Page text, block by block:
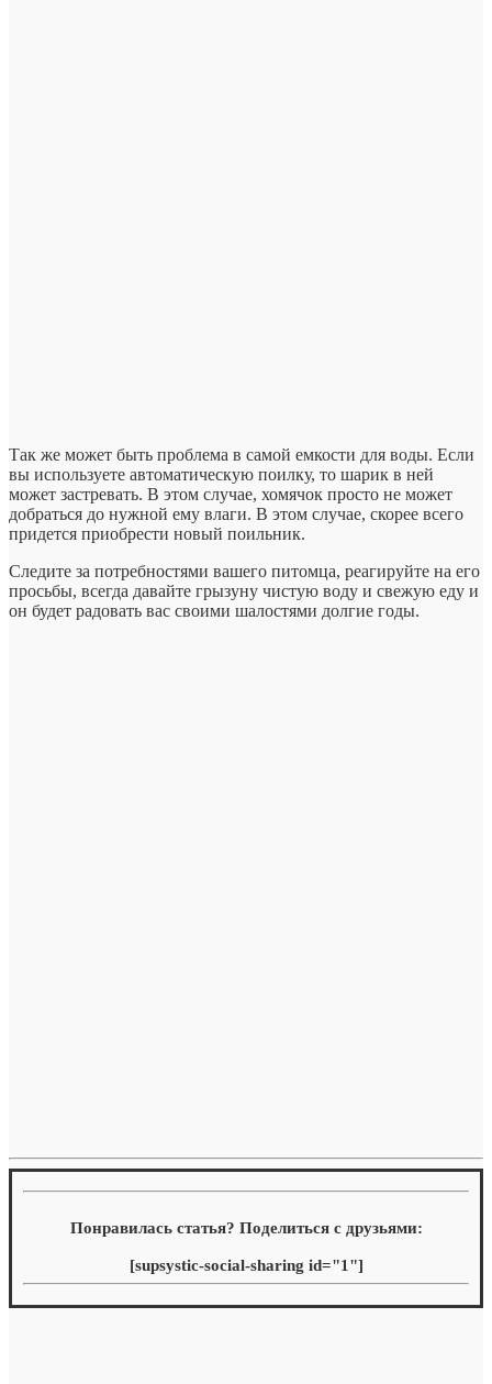
Так же может быть проблема в самой емкости для воды. Если
вы используете автоматическую поилку, то шарик в ней
может застревать. В этом случае, хомячок просто не может
добраться до нужной ему влаги. В этом случае, скорее всего
придется приобрести новый поильник.
Следите за потребностями вашего питомца, реагируйте на его
просьбы, всегда давайте грызуну чистую воду и свежую еду и
он будет радовать вас своими шалостями долгие годы.
Понравилась статья? Поделиться с друзьями:
[supsystic-social-sharing id="1"]